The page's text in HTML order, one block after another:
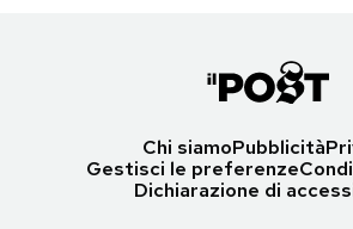
Chi siamoPubblicità
Gestisci le preferenze
Dichiarazione di